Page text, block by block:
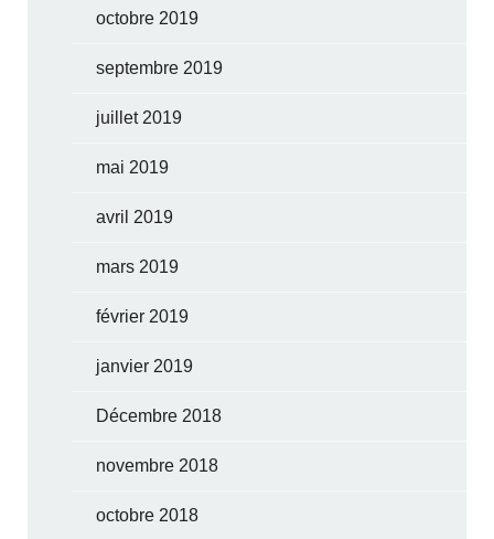
octobre 2019
septembre 2019
juillet 2019
mai 2019
avril 2019
mars 2019
février 2019
janvier 2019
Décembre 2018
novembre 2018
octobre 2018